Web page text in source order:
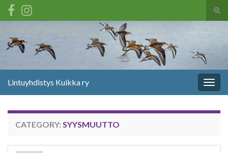
Lintuyhdistys Kuikka ry
CATEGORY: SYYSMUUTTO